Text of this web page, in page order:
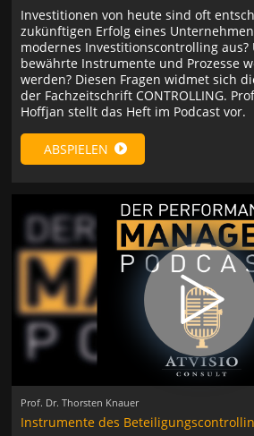
Investitionen von heute sind oft
zukünftigen Erfolg eines
modernes Investitionscontrolling aus?
bewährte Instrumente und Prozesse
werden? Diesen Fragen widmet sich
der Fachzeitschrift CONTROLLING.
Hoffjan stellt das Heft im Podcast vor.
ABSPIELEN
Prof. Dr. Thorsten Knauer
Instrumente des